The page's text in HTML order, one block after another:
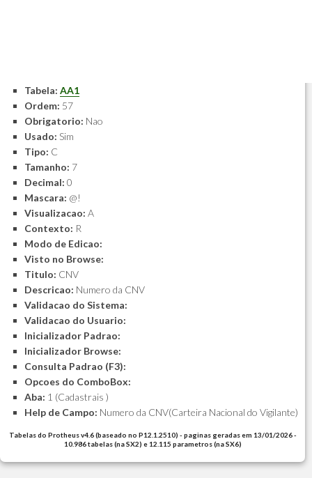
Tabela: AA1
Ordem: 57
Obrigatorio: Nao
Usado: Sim
Tipo: C
Tamanho: 7
Decimal: 0
Mascara: @!
Visualizacao: A
Contexto: R
Modo de Edicao:
Visto no Browse:
Titulo: CNV
Descricao: Numero da CNV
Validacao do Sistema:
Validacao do Usuario:
Inicializador Padrao:
Inicializador Browse:
Consulta Padrao (F3):
Opcoes do ComboBox:
Aba: 1 (Cadastrais )
Help de Campo: Numero da CNV(Carteira Nacional do Vigilante)
Tabelas do Protheus v4.6 (baseado no P12.1.2510) - paginas geradas em 13/01/2026 -
10.986 tabelas (na SX2) e 12.115 parametros (na SX6)